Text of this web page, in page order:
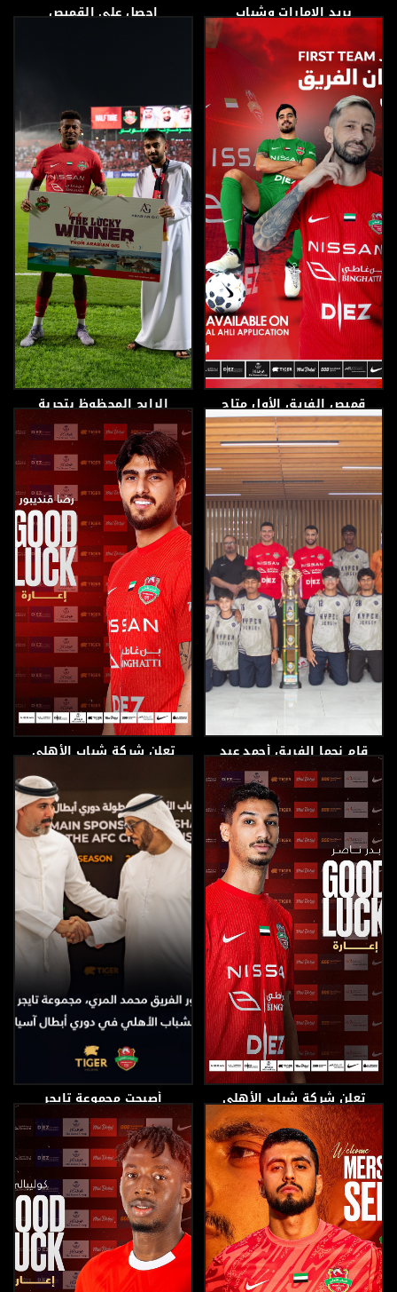
بريد الإمارات وشباب
الأهلي يوثقان رباعية
المجد بمجموعة من الطوابع
البريدية
31 ديسمبر، 2025
احصل على القميص
قميص الفريق الأول متاح
الآن للشراء
13 ديسمبر، 2025
الرابح المحظوظ بتجربة
العيش في جزر المالديف
لمدة أربعة ايام
قام نجما الفريق أحمد عبد
الله جميل وريكلمي
هيرنانديز روشا بزيارة
مدرسة جيمس أور أون في
دبي
28 أكتوبر، 2025
تعلن شركة شباب الأهلي
لكرة القدم عن انتقال
اللاعب رضا قنديبور
1 أكتوبر، 2025
تعلن شركة شباب الأهلي
لكرة القدم عن انتقال
اللاعب بدر ناصر
18 سبتمبر، 2025
أصبحت مجموعة تايجر
الرائدة في مجال التطوير
العقاري الراعي الحصري
لنادي شباب الأهلي في
بطولة دوري أبطال آسيا
النخبة
13 سبتمبر، 2025